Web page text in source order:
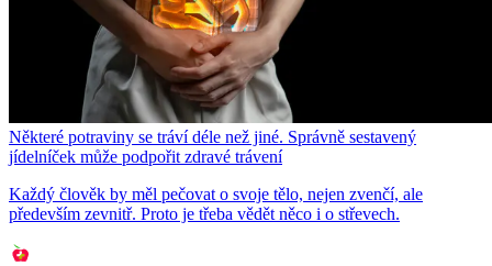
Některé potraviny se tráví déle než jiné. Správně sestavený
jídelníček může podpořit zdravé trávení
Každý člověk by měl pečovat o svoje tělo, nejen zvenčí, ale
především zevnitř. Proto je třeba vědět něco i o střevech.